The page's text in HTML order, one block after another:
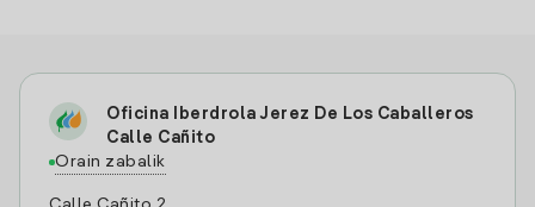
Oficina Iberdrola Jerez De Los Caballeros
Calle Cañito
Orain zabalik